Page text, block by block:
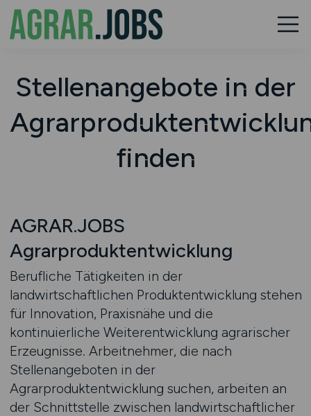
Stellenangebote in der
finden
AGRAR.JOBS
Agrarproduktentwicklung
Berufliche Tätigkeiten in der
landwirtschaftlichen Produktentwicklung stehen
für Innovation, Praxisnähe und die
kontinuierliche Weiterentwicklung agrarischer
Erzeugnisse. Arbeitnehmer, die nach
Stellenangeboten in der
Agrarproduktentwicklung suchen, arbeiten an
der Schnittstelle zwischen landwirtschaftlicher